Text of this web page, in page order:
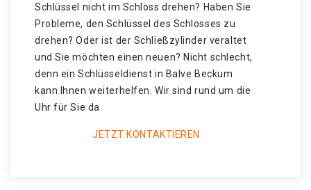
Schlüssel nicht im Schloss drehen? Haben Sie
Probleme, den Schlüssel des Schlosses zu
drehen? Oder ist der Schließzylinder veraltet
und Sie möchten einen neuen? Nicht schlecht,
denn ein Schlüsseldienst in Balve Beckum
kann Ihnen weiterhelfen. Wir sind rund um die
Uhr für Sie da.
JETZT KONTAKTIEREN